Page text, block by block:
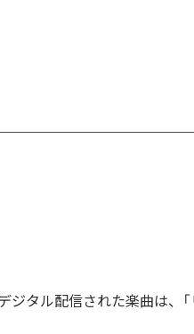
ジタル配信された楽曲は、「